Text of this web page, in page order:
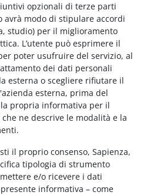
opzionali di terze parti
avrà modo di stipulare accordi
studio) per il miglioramento
L’utente può esprimere il
poter usufruire del servizio, al
dei dati personali
esterna o scegliere rifiutare il
esterna, prima del
propria informativa per il
ne descrive le modalità e la
il proprio consenso, Sapienza,
tipologia di strumento
e/o ricevere i dati
informativa – come